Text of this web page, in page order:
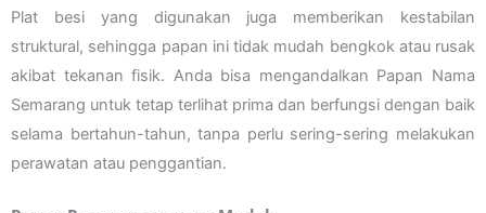
Plat besi yang digunakan juga memberikan kestabilan
struktural, sehingga papan ini tidak mudah bengkok atau rusak
akibat tekanan fisik. Anda bisa mengandalkan Papan Nama
Semarang untuk tetap terlihat prima dan berfungsi dengan baik
selama bertahun-tahun, tanpa perlu sering-sering melakukan
perawatan atau penggantian.